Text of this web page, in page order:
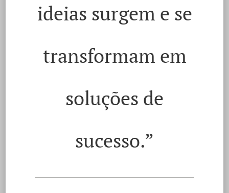
ideias surgem e se
transformam em
soluções de
sucesso.”